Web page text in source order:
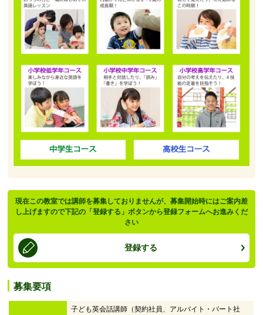
現在この教室では講師を募集しておりませんが、募集開始時にはご案内差
し上げますので下記の「登録する」ボタンから登録フォームへお進みくだ
さい
登録する
募集要項
子ども英会話講師（契約社員、アルバイト・パート社